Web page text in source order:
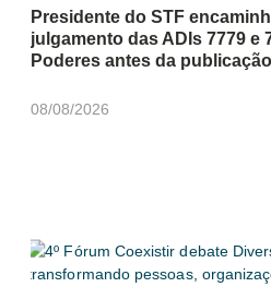
Presidente do STF
julgamento das ADIs 7779 e
Poderes antes da
08/08/2026